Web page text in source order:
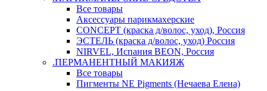
Все товары
Аксессуары парикмахерские
CONCEPT (краска д/волос, уход), Россия
ЭСТЕЛЬ (краска д/волос, уход) Россия
NIRVEL, Испания BEON, Россия
.ПЕРМАНЕНТНЫЙ МАКИЯЖ
Все товары
Пигменты NE Pigments (Нечаева Елена)